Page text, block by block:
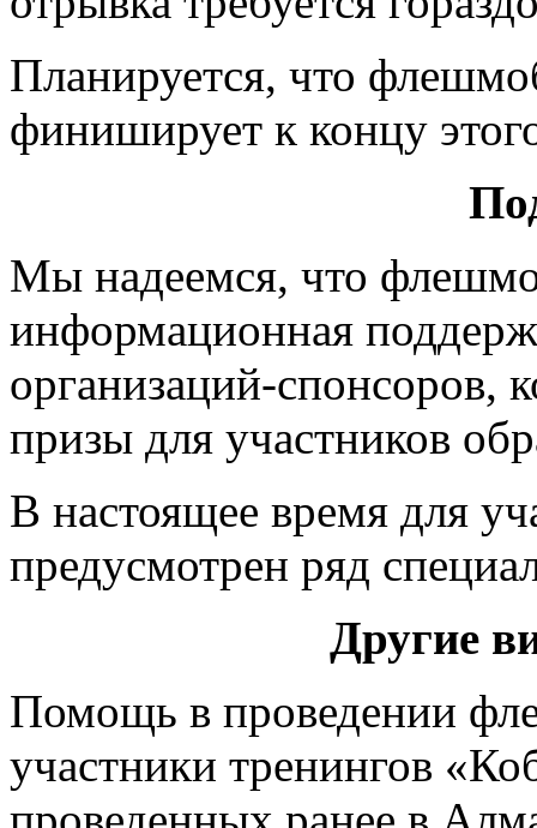
Планируется, что
финиширует к концу
Мы надеемся, что
информационная
организаций-спонсоров,
призы для участников
В настоящее время для
предусмотрен ряд
Другие
Помощь в проведении
участники тренингов